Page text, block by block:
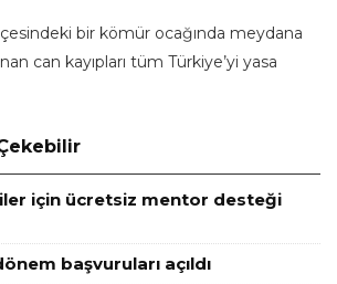
bir kömür ocağında meydana
can kayıpları tüm Türkiye’yi yasa
için ücretsiz mentor desteği
başvuruları açıldı